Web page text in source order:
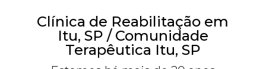
Clínica de Reabilitação em
Itu, SP / Comunidade
Terapêutica Itu, SP